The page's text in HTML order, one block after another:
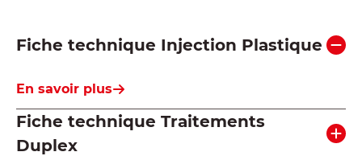
Fiche technique Injection Plastique
En savoir plus
Fiche technique Traitements
Duplex